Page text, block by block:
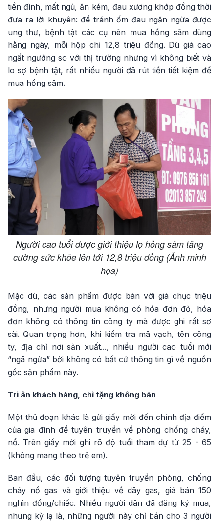
tiền đình, mất ngủ, ăn kém, đau xương khớp đồng thời
đưa ra lời khuyên: để tránh ốm đau ngăn ngừa được
ung thư, bệnh tật các cụ nên mua hồng sâm dùng
hằng ngày, mỗi hộp chỉ 12,8 triệu đồng. Dù giá cao
ngất ngưởng so với thị trường nhưng vì không biết và
lo sợ bệnh tật, rất nhiều người đã rút tiền tiết kiệm để
mua hồng sâm.
Người cao tuổi được giới thiệu lọ hồng sâm tăng
cường sức khỏe lên tới 12,8 triệu đồng (Ảnh minh
họa)
Mặc dù, các sản phẩm được bán với giá chục triệu
đồng, nhưng người mua không có hóa đơn đỏ, hóa
đơn không có thông tin công ty mà được ghi rất sơ
sài. Quan trọng hơn, khi kiểm tra mã vạch, tên công
ty, địa chỉ nơi sản xuất..., nhiều người cao tuổi mới
“ngã ngửa” bởi không có bất cứ thông tin gì về nguồn
gốc sản phẩm này.
Tri ân khách hàng, chỉ tặng không bán
Một thủ đoạn khác là gửi giấy mời đến chính địa điểm
của gia đình để tuyên truyền về phòng chống cháy,
nổ. Trên giấy mời ghi rõ độ tuổi tham dự từ 25 - 65
(không mang theo trẻ em).
Ban đầu, các đối tượng tuyên truyền phòng, chống
cháy nổ gas và giới thiệu về dây gas, giá bán 150
nghìn đồng/chiếc. Nhiều người dân đã đăng ký mua,
nhưng kỳ lạ là, những người này chỉ bán cho 3 người